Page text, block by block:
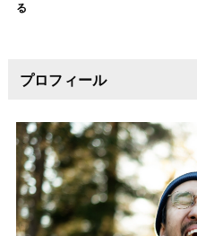
る
プロフィール